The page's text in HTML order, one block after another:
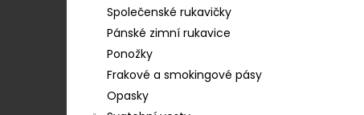
Společenské rukavičky
Pánské zimní rukavice
Ponožky
Frakové a smokingové pásy
Opasky